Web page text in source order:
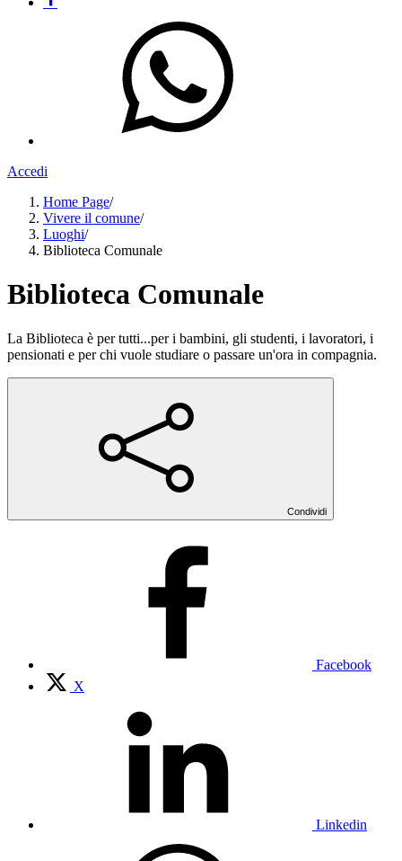
Accedi
Home Page/
Vivere il comune/
Luoghi/
Biblioteca Comunale
Biblioteca Comunale
La Biblioteca è per tutti...per i bambini, gli studenti, i lavoratori, i
pensionati e per chi vuole studiare o passare un'ora in compagnia.
Condividi
Facebook
X
Linkedin